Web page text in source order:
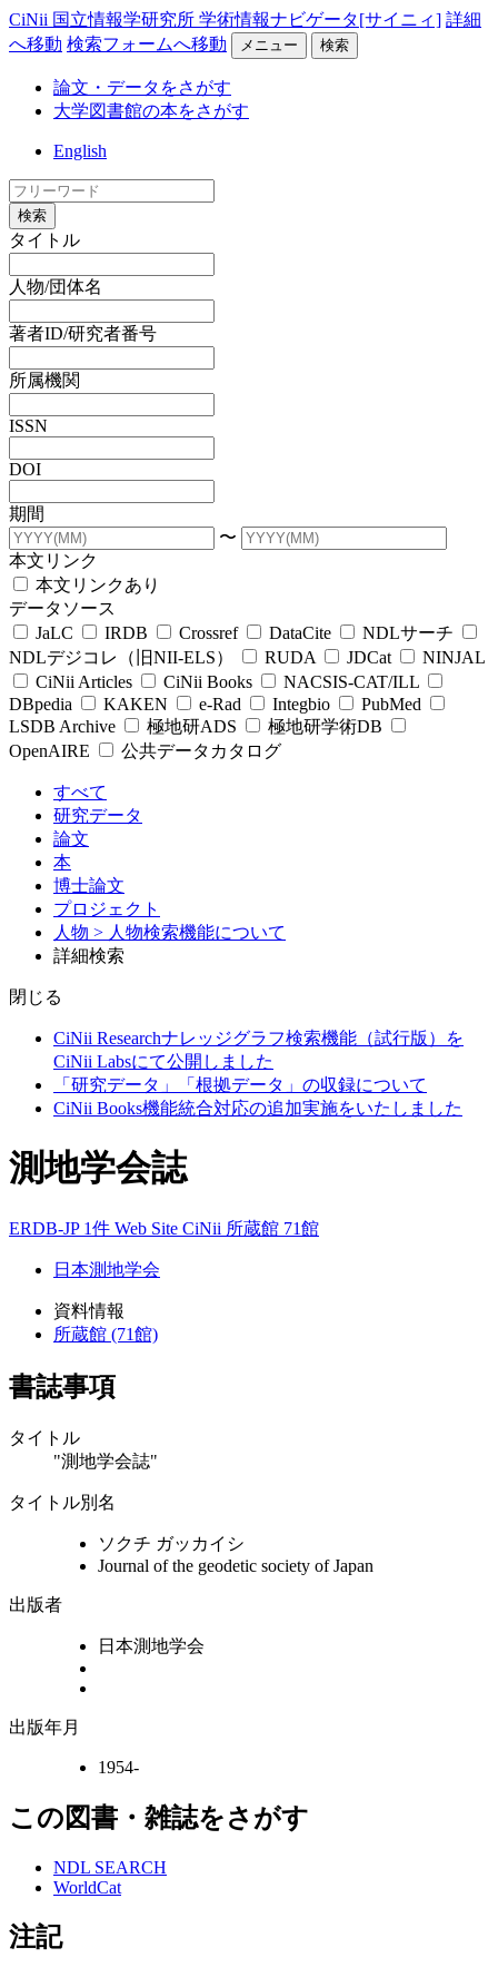
CiNii 国立情報学研究所 学術情報ナビゲータ[サイニィ] 詳細
へ移動 検索フォームへ移動 メニュー 検索
論文・データをさがす
大学図書館の本をさがす
English
検索
タイトル
人物/団体名
著者ID/研究者番号
所属機関
ISSN
DOI
期間
〜
本文リンク
本文リンクあり
データソース
JaLC
IRDB Crossref DataCite
NDLサーチ
NDLデジコレ（旧NII-ELS）
RUDA JDCat
NINJAL
CiNii Articles
CiNii Books
NACSIS-CAT/ILL
DBpedia
KAKEN e-Rad Integbio
PubMed
LSDB Archive
極地研ADS
極地研学術DB
OpenAIRE
公共データカタログ
すべて
研究データ
論文
本
博士論文
プロジェクト
人物 > 人物検索機能について
詳細検索
閉じる
CiNii Researchナレッジグラフ検索機能（試行版）を
CiNii Labsにて公開しました
「研究データ」「根拠データ」の収録について
CiNii Books機能統合対応の追加実施をいたしました
測地学会誌
ERDB-JP 1件 Web Site CiNii 所蔵館 71館
日本測地学会
資料情報
所蔵館 (71館)
書誌事項
タイトル
"測地学会誌"
タイトル別名
ソクチ ガッカイシ
Journal of the geodetic society of Japan
出版者
日本測地学会
出版年月
1954-
この図書・雑誌をさがす
NDL SEARCH
WorldCat
注記